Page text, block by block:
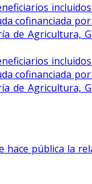
cofinanciada
de Agricultura,
cofinanciada
de Agricultura,
hace pública la